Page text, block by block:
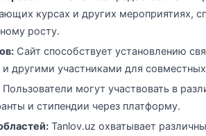
курсах и других мероприятиях,
росту.
Сайт способствует установлению
другими участниками для
Пользователи могут участвовать в
и стипендии через платформу.
Tanlov.uz охватывает